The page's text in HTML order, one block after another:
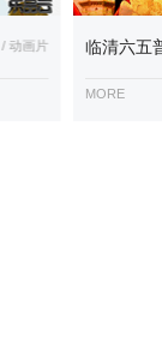
/ 动画片 临清六五
MORE